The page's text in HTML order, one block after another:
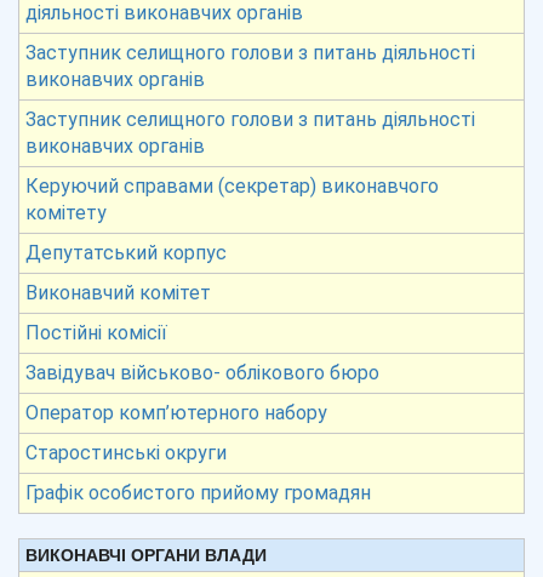
діяльності виконавчих органів
Заступник селищного голови з питань діяльності
виконавчих органів
Заступник селищного голови з питань діяльності
виконавчих органів
Керуючий справами (секретар) виконавчого
комітету
Депутатський корпус
Виконавчий комітет
Постійні комісії
Завідувач військово- облікового бюро
Оператор комп’ютерного набору
Старостинські округи
Графік особистого прийому громадян
ВИКОНАВЧІ ОРГАНИ ВЛАДИ